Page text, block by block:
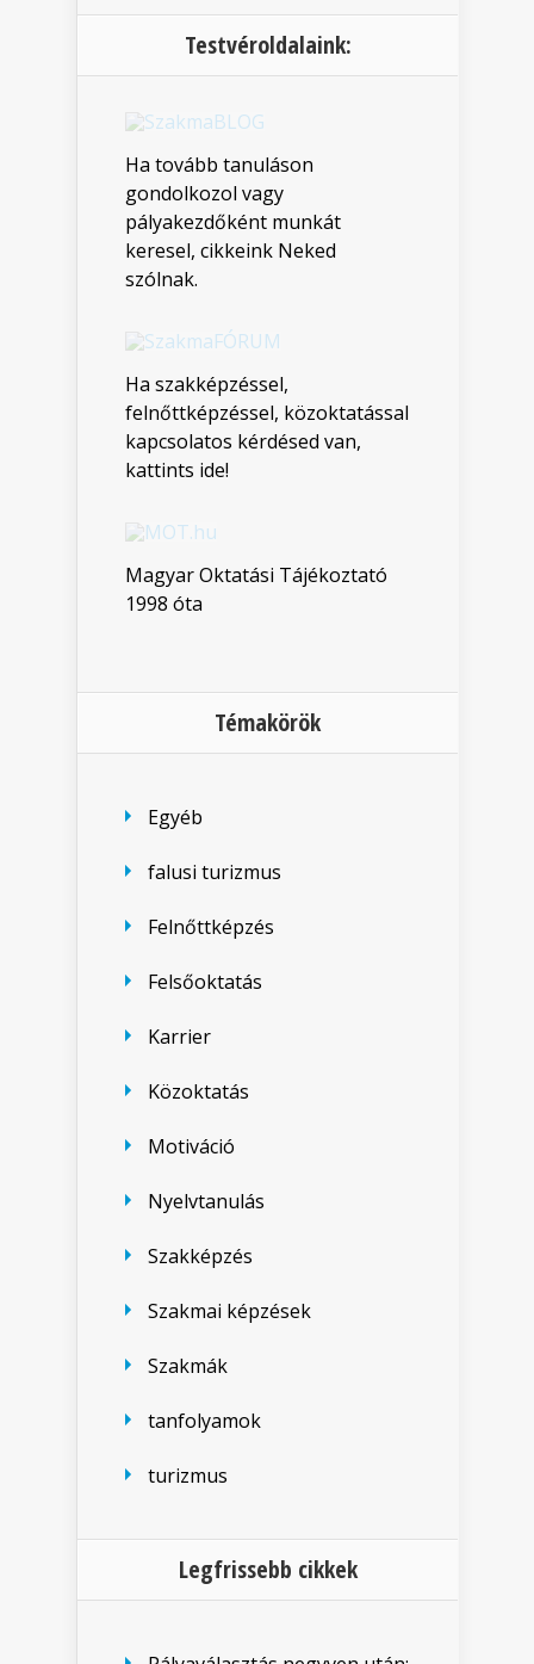
Testvéroldalaink:
Ha tovább tanuláson
gondolkozol vagy
pályakezdőként munkát
keresel, cikkeink Neked
szólnak.
Ha szakképzéssel,
felnőttképzéssel, közoktatással
kapcsolatos kérdésed van,
kattints ide!
Magyar Oktatási Tájékoztató
1998 óta
Témakörök
Egyéb
falusi turizmus
Felnőttképzés
Felsőoktatás
Karrier
Közoktatás
Motiváció
Nyelvtanulás
Szakképzés
Szakmai képzések
Szakmák
tanfolyamok
turizmus
Legfrissebb cikkek